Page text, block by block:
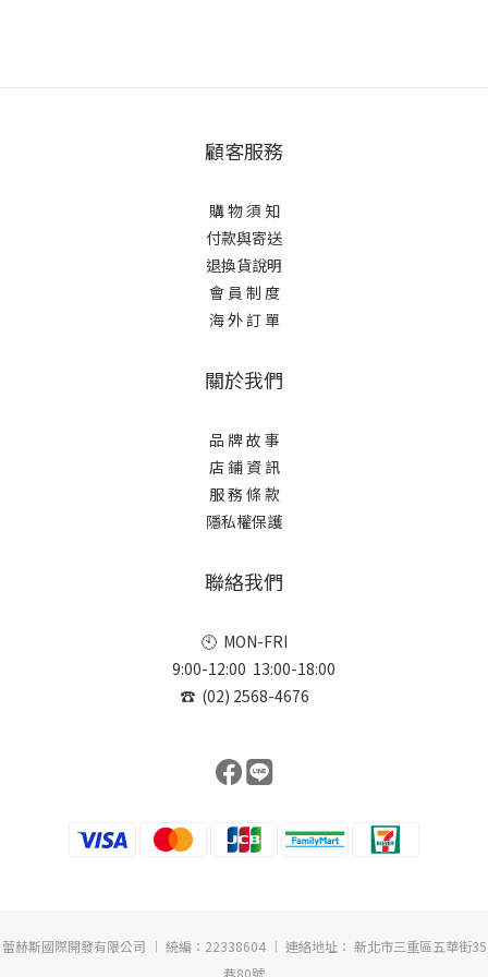
顧客服務
購 物 須 知
付款與寄送
退換貨說明
會 員 制 度
海 外 訂 單
關於我們
品 牌 故 事
店 鋪 資 訊
服 務 條 款
隱私權保護
聯絡我們
🕙 MON-FRI
9:00-12:00 13:00-18:00
☎ (02) 2568-4676
蕾赫斯國際開發有限公司 ︱ 統編：22338604 ︱ 連絡地址： 新北市三重區五華街35
巷80號